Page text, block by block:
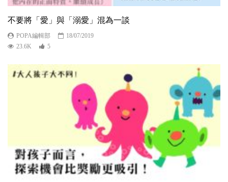
不要將「愛」與「溺愛」混為一談
POPA編輯部
18/07/2019
23.6K
5